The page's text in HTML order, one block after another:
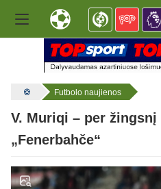
Futbolo naujienos
V. Muriqi – per
„Fenerbahče“